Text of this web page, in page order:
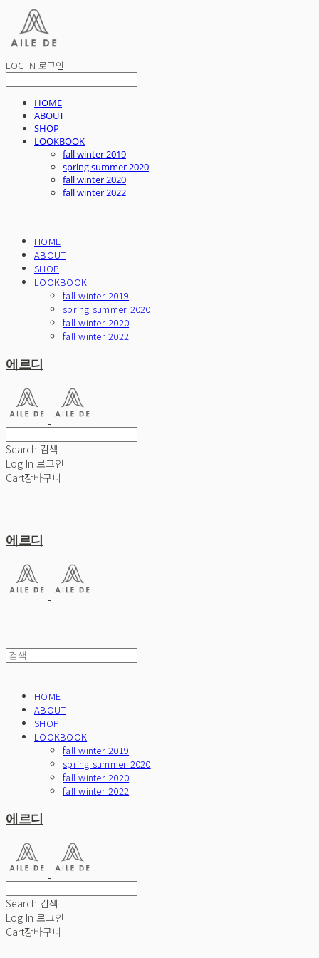
LOG IN 로그인
HOME
ABOUT
SHOP
LOOKBOOK
fall winter 2019
spring summer 2020
fall winter 2020
fall winter 2022
HOME
ABOUT
SHOP
LOOKBOOK
fall winter 2019
spring summer 2020
fall winter 2020
fall winter 2022
에르디
Search 검색
Log In 로그인
Cart장바구니
에르디
HOME
ABOUT
SHOP
LOOKBOOK
fall winter 2019
spring summer 2020
fall winter 2020
fall winter 2022
에르디
Search 검색
Log In 로그인
Cart장바구니